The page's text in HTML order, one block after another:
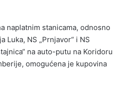
naplatnim stanicama, odnosno
Luka, NS „Prnjavor“ i NS
na auto-putu na Koridoru
omogućena je kupovina